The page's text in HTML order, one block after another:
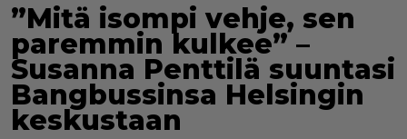
”Mitä isompi vehje, sen
paremmin kulkee” –
Susanna Penttilä suuntasi
Bangbussinsa Helsingin
keskustaan